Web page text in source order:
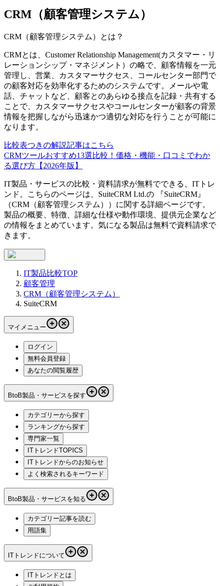
CRM（顧客管理システム）
CRM（顧客管理システム） とは？
CRMとは、Customer Relationship Management(カスタマー・リ
レーションシップ・マネジメント）の略で、顧客情報を一元
管理し、営業、カスタマーサクセス、コールセンター部門で
の顧客対応を効率化するためのシステムです。メールや電
話、チャットなど、顧客とのあらゆる接点を記録・共有する
ことで、カスタマーサクセスやコールセンターが顧客の背景
情報を把握しながら迅速かつ適切な対応を行うことが可能に
なります。
比較表つきの解説記事はこちら
CRMツールおすすめ13選比較！価格・機能・口コミでわか
る選び方【2026年版】
IT製品・サービスの比較・資料請求が無料でできる、ITトレ
ンド。こちらのページは、 SuiteCRM Ltd.の 『SuiteCRM 』
（CRM（顧客管理システム）
）に関する詳細ページです。
製品の概要、特徴、詳細な仕様や動作環境、提供元企業など
の情報をまとめています。気になる製品は無料で資料請求で
きます。
IT製品比較TOP
顧客管理
CRM（顧客管理システム）
SuiteCRM
マイメニュー
ログイン
無料会員登録
あなたの閲覧履歴
BtoB製品・サービスを探す
カテゴリーから探す
ランキングから探す
専門家一覧
ITトレンドTOPICS
ITトレンドからのお知らせ
よく検索されるキーワード
BtoB製品・サービスを知る
カテゴリー記事を読む
用語集
ITトレンドについて
ITトレンドとは